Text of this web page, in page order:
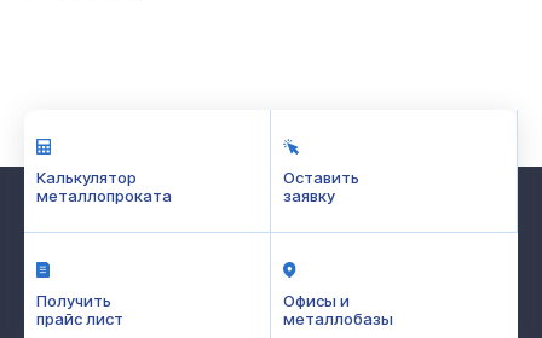
Калькулятор
металлопроката
Оставить
заявку
Получить
прайс лист
Офисы и
металлобазы